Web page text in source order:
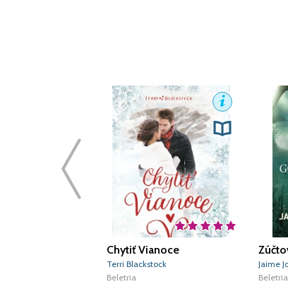
Chytiť Vianoce
Terri Blackstock
Beletria
Jaime
Beletria